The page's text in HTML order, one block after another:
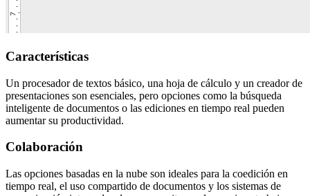
Características
Un procesador de textos básico, una hoja de cálculo y un creador de
presentaciones son esenciales, pero opciones como la búsqueda
inteligente de documentos o las ediciones en tiempo real pueden
aumentar su productividad.
Colaboración
Las opciones basadas en la nube son ideales para la coedición en
tiempo real, el uso compartido de documentos y los sistemas de